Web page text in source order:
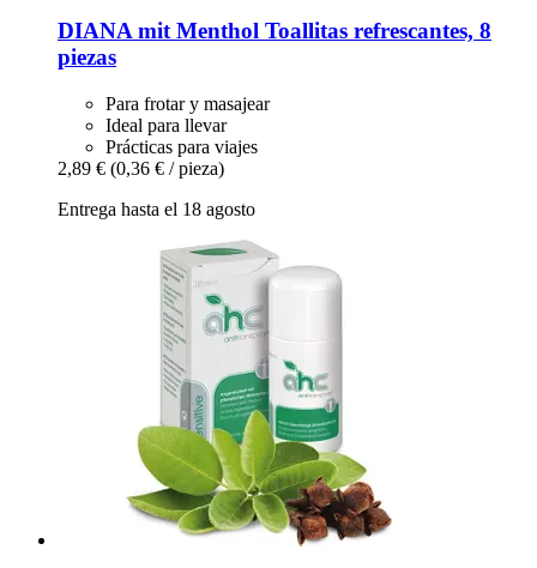
DIANA mit Menthol Toallitas refrescantes, 8
piezas
Para frotar y masajear
Ideal para llevar
Prácticas para viajes
2,89 € (0,36 € / pieza)
Entrega hasta el 18 agosto